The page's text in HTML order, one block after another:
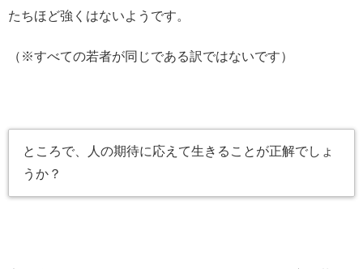
たちほど強くはないようです。
（※すべての若者が同じである訳ではないです）
ところで、人の期待に応えて生きることが正解でしょ
うか？